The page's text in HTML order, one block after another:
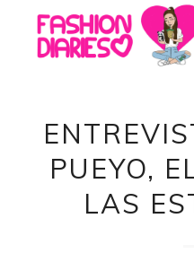
PUEYO,
LAS